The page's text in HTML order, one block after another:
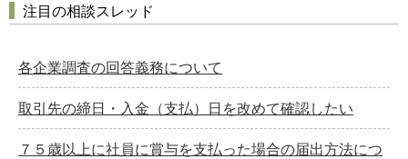
注目の相談スレッド
各企業調査の回答義務について
取引先の締日・入金（支払）日を改めて確認したい
７５歳以上に社員に賞与を支払った場合の届出方法につ